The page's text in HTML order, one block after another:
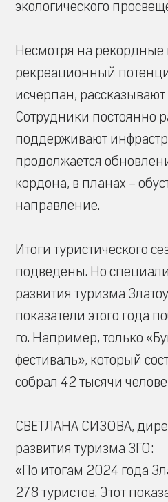
экологического
Несмотря на рекордные
рекреационный
исчерпан,
Сотрудники постоянно
поддерживают
продолжается
кордона, в планах –
направление.
Итоги туристического
подведены. Но
развития туризма
показатели этого года
го. Например, только
фестиваль», который
собрал 42 тысячи
СВЕТЛАНА СИЗОВА,
развития туризма ЗГО:
«По итогам 2024 года
278 туристов. Этот